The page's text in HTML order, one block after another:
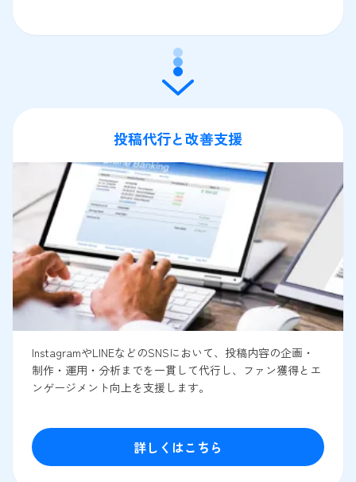
投稿代行と改善支援
InstagramやLINEなどのSNSにおいて、投稿内容の企画・
制作・運用・分析までを一貫して代行し、ファン獲得とエ
ンゲージメント向上を支援します。
詳しくはこちら